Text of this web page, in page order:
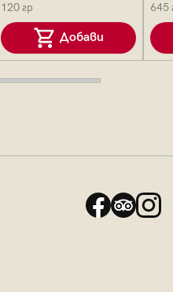
120 гр
Добави
645